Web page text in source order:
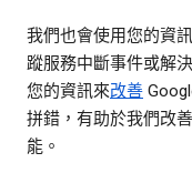
我們也會使用您的資
蹤服務中斷事件或解
您的資訊來改善
拼錯，有助於我們改
能。